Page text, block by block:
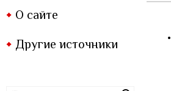
О сайте
Другие источники •